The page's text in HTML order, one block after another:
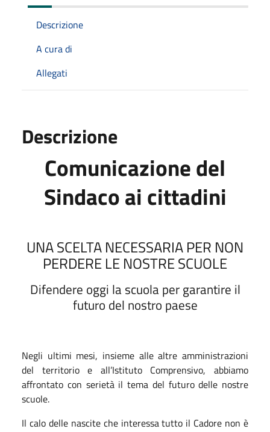
Descrizione
A cura di
Allegati
Descrizione
Comunicazione del
Sindaco ai cittadini
UNA SCELTA NECESSARIA PER NON
PERDERE LE NOSTRE SCUOLE
Difendere oggi la scuola per garantire il
futuro del nostro paese
Negli ultimi mesi, insieme alle altre amministrazioni
del territorio e all’Istituto Comprensivo, abbiamo
affrontato con serietà il tema del futuro delle nostre
scuole.
Il calo delle nascite che interessa tutto il Cadore non è